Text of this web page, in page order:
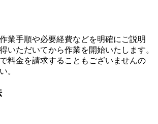
業手順や必要経費などを明確にご説明
いただいてから作業を開始いたします。
料金を請求することもございませんの
。